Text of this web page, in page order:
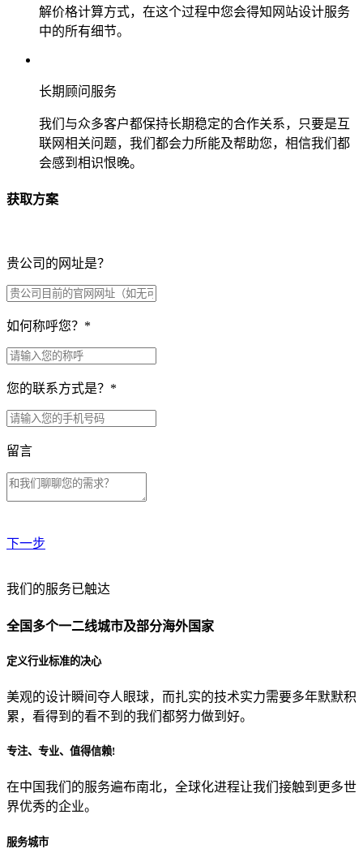
解价格计算方式，在这个过程中您会得知网站设计服务
中的所有细节。
长期顾问服务
我们与众多客户都保持长期稳定的合作关系，只要是互
联网相关问题，我们都会力所能及帮助您，相信我们都
会感到相识恨晚。
获取方案
贵公司的网址是？
如何称呼您？ *
您的联系方式是？ *
留言
下一步
贵公司预算范围是？
贵公司的团队规模是？
目前主要的营销渠道是？
我们的服务已触达
全国多个一二线城市及部分海外国家
定义行业标准的决心
美观的设计瞬间夺人眼球，而扎实的技术实力需要多年默默积
累，看得到的看不到的我们都努力做到好。
专注、专业、值得信赖!
在中国我们的服务遍布南北，全球化进程让我们接触到更多世
界优秀的企业。
服务城市